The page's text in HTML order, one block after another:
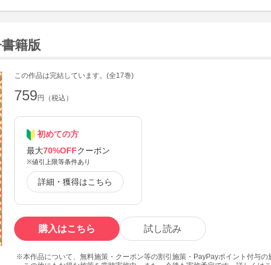
籍版
この作品は完結しています。(全17巻)
759円（税込）
初めての方
最大70%OFFクーポン
※値引上限等条件あり
詳細・獲得はこちら
購入はこちら 試し読み
本作品について、無料施策・クーポン等の割引施策・PayPayポイント付与